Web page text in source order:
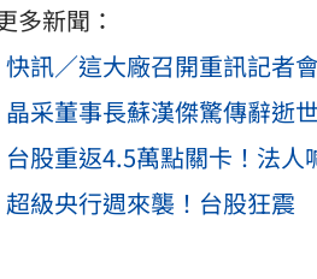
多新聞：
快訊／這大廠召開重訊記者
晶采董事長蘇漢傑驚傳辭逝
台股重返4.5萬點關卡！法
超級央行週來襲！台股狂震